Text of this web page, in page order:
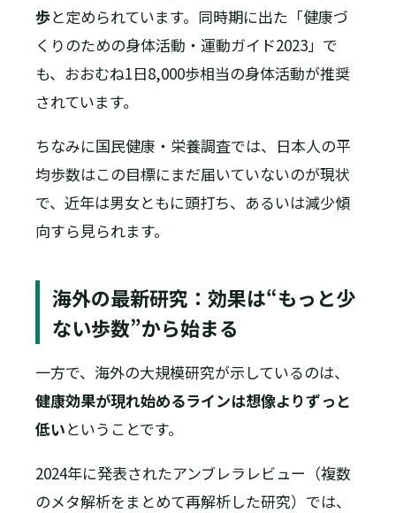
歩と定められています。同時期に出た「健康づ
くりのための身体活動・運動ガイド2023」で
も、おおむね1日8,000歩相当の身体活動が推奨
されています。
ちなみに国民健康・栄養調査では、日本人の平
均歩数はこの目標にまだ届いていないのが現状
で、近年は男女ともに頭打ち、あるいは減少傾
向すら見られます。
海外の最新研究：効果は“もっと少
ない歩数”から始まる
一方で、海外の大規模研究が示しているのは、
健康効果が現れ始めるラインは想像よりずっと
低いということです。
2024年に発表されたアンブレラレビュー（複数
のメタ解析をまとめて再解析した研究）では、